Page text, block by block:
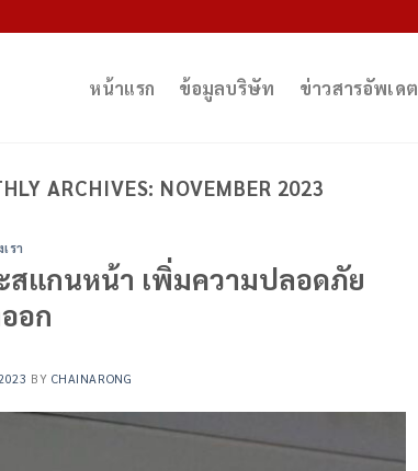
หน้าแรก ข้อมูลบริษัท ข่าวสารอัพเดต
ARCHIVES: NOVEMBER 2023
รา
สแกนหน้า เพิ่มความปลอดภัย
อก
BY CHAINARONG